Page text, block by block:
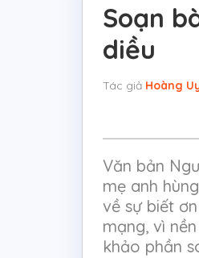
Soạn
diều
Tác giả Hoàng
Văn bản
mẹ anh
về sự biết
mạng, vì
khảo phần